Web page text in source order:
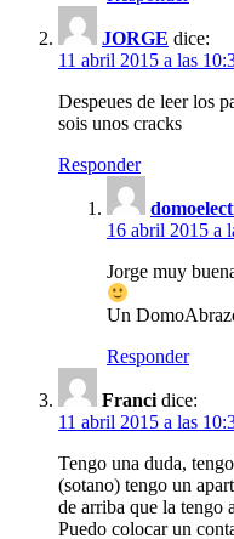
JORGE dice:
11 abril 2015 a las
Despeues de leer los
sois unos cracks
Responder
16 abril 2015 a
Jorge muy
Un
Responder
Franci dice:
11 abril 2015 a las
Tengo una duda,
(sotano) tengo un
de arriba que la tengo
Puedo colocar un